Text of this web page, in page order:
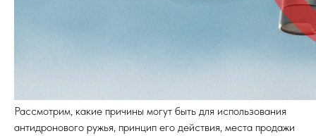
Рассмотрим, какие причины могут быть для использования
антидронового ружья, принцип его действия, места продажи